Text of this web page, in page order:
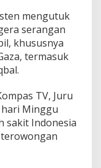
mengutuk
serangan
khususnya
termasuk
TV, Juru
Minggu
sakit Indonesia